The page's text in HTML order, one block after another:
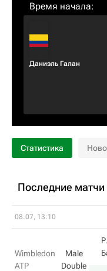
Время начала:
Даниэль Галан
Статистика
Последние
08.07, 13:10
Wimbledon
ATP
Male
Double